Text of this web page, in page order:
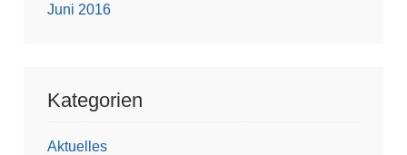
Juni 2016
Kategorien
Aktuelles